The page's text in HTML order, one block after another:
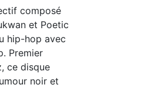
composé
et Poetic
hip-hop avec
Premier
ce disque
noir et